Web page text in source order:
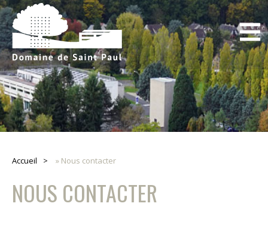
Accueil » Nous contacter
NOUS CONTACTER